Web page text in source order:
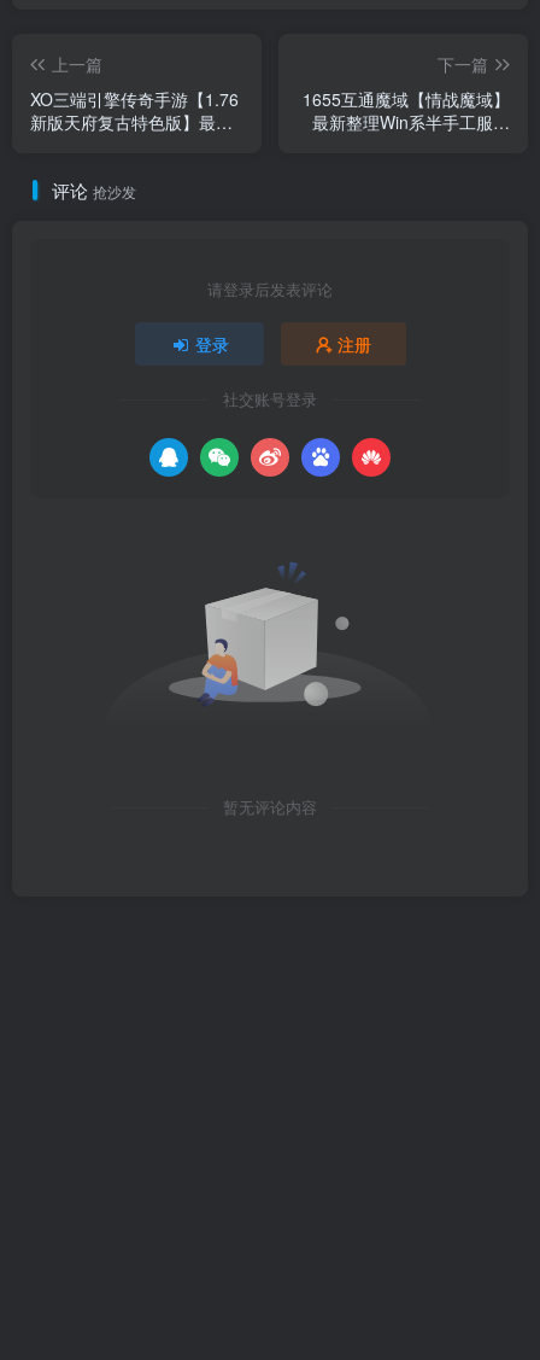
上一篇
XO三端引擎传奇手游【1.76
新版天府复古特色版】最新
教程
下一篇
1655互通魔域【情战魔域】
最新整理Win系半手工服务
评论 抢沙发
请登录后发表评论
登录 注册
社交账号登录
暂无评论内容